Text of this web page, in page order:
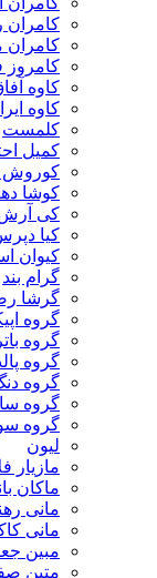
کامران
کامران
کامروز
کاوه
کاوه
کلمست
کمیل
کوروش
کوشا
کی
کیا
کیوان
گرام بند
گرشا
گروه
گروه
گروه
گروه
گروه
گروه
لیون
مازیار
ماکان
مانی
مانی
مبین
متین